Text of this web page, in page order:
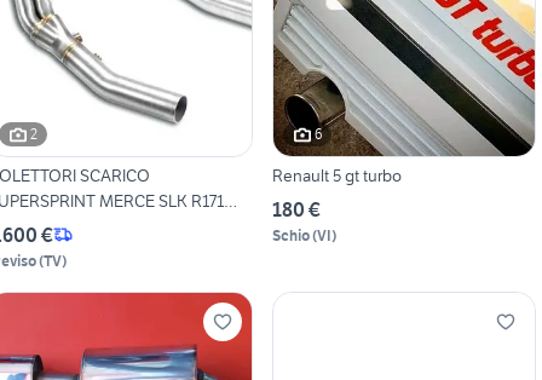
2
SCARICO
MERCE SLK R171
€
(TV)
6
Renault 5 gt turbo
180 €
Schio(VI)